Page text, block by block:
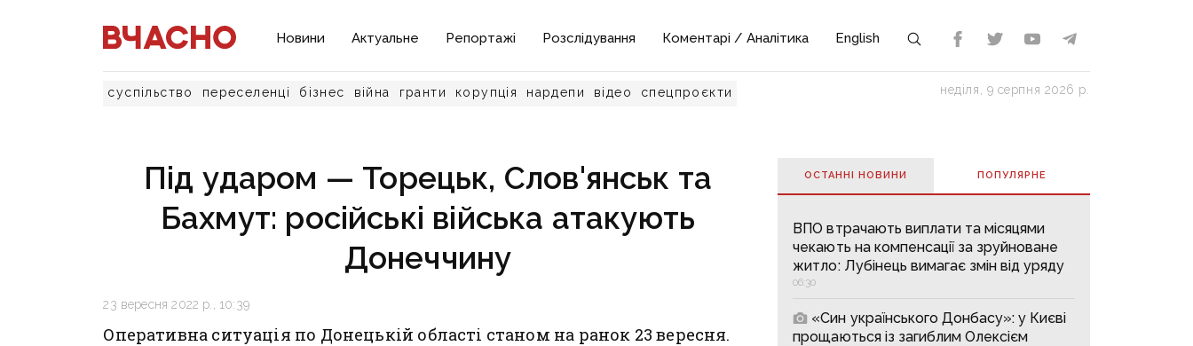
Новини Актуальне Репортажі Розслідування Коментарі / Аналітика English
суспільство переселенці бізнес війна гранти корупція нардепи відео спецпроєкти неділя, 9 серпня 2026 р.
Під ударом — Торецьк, Слов'янськ та
Бахмут: російські війська атакують
Донеччину
23 вересня 2022 р., 10:39
Оперативна ситуація по Донецькій області станом на ранок 23 вересня.
ОСТАННІ НОВИНИ ПОПУЛЯРНE
ВПО втрачають виплати та місяцями
чекають на компенсації за зруйноване
житло: Лубінець вимагає змін від уряду
06:30
«Син українського Донбасу»: у Києві
прощаються із загиблим Олексієм